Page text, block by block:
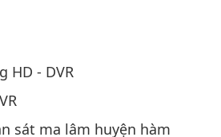
HD - DVR
sát ma lâm huyện hàm